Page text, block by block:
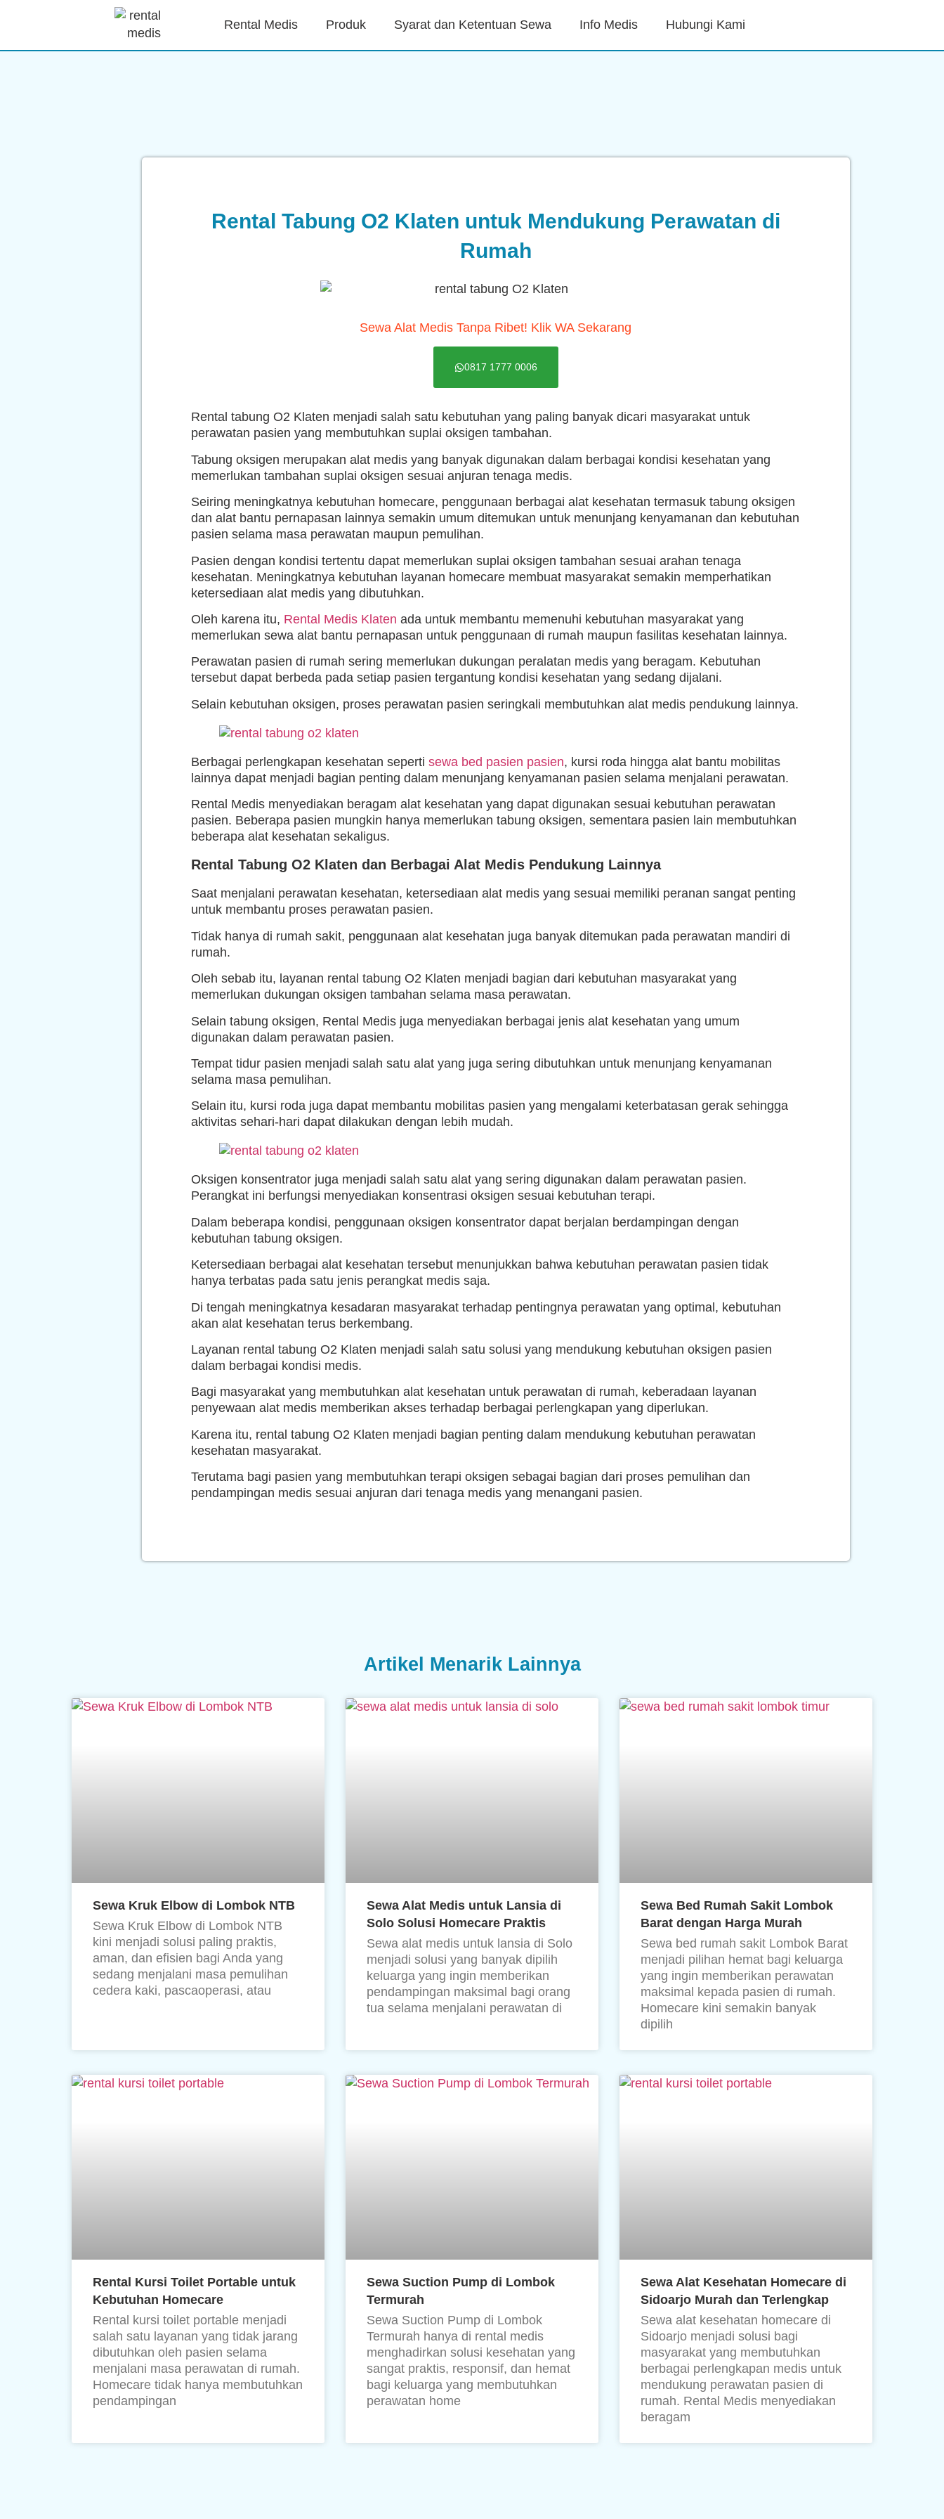
Rental Medis Produk Syarat dan Ketentuan Sewa Info Medis Hubungi Kami
Rental Tabung O2 Klaten untuk Mendukung Perawatan di
Rumah
Sewa Alat Medis Tanpa Ribet! Klik WA Sekarang
0817 1777 0006
Rental tabung O2 Klaten menjadi salah satu kebutuhan yang paling banyak dicari masyarakat untuk
perawatan pasien yang membutuhkan suplai oksigen tambahan.
Tabung oksigen merupakan alat medis yang banyak digunakan dalam berbagai kondisi kesehatan yang
memerlukan tambahan suplai oksigen sesuai anjuran tenaga medis.
Seiring meningkatnya kebutuhan homecare, penggunaan berbagai alat kesehatan termasuk tabung oksigen
dan alat bantu pernapasan lainnya semakin umum ditemukan untuk menunjang kenyamanan dan kebutuhan
pasien selama masa perawatan maupun pemulihan.
Pasien dengan kondisi tertentu dapat memerlukan suplai oksigen tambahan sesuai arahan tenaga
kesehatan. Meningkatnya kebutuhan layanan homecare membuat masyarakat semakin memperhatikan
ketersediaan alat medis yang dibutuhkan.
Oleh karena itu, Rental Medis Klaten ada untuk membantu memenuhi kebutuhan masyarakat yang
memerlukan sewa alat bantu pernapasan untuk penggunaan di rumah maupun fasilitas kesehatan lainnya.
Perawatan pasien di rumah sering memerlukan dukungan peralatan medis yang beragam. Kebutuhan
tersebut dapat berbeda pada setiap pasien tergantung kondisi kesehatan yang sedang dijalani.
Selain kebutuhan oksigen, proses perawatan pasien seringkali membutuhkan alat medis pendukung lainnya.
Berbagai perlengkapan kesehatan seperti sewa bed pasien pasien, kursi roda hingga alat bantu mobilitas
lainnya dapat menjadi bagian penting dalam menunjang kenyamanan pasien selama menjalani perawatan.
Rental Medis menyediakan beragam alat kesehatan yang dapat digunakan sesuai kebutuhan perawatan
pasien. Beberapa pasien mungkin hanya memerlukan tabung oksigen, sementara pasien lain membutuhkan
beberapa alat kesehatan sekaligus.
Rental Tabung O2 Klaten dan Berbagai Alat Medis Pendukung Lainnya
Saat menjalani perawatan kesehatan, ketersediaan alat medis yang sesuai memiliki peranan sangat penting
untuk membantu proses perawatan pasien.
Tidak hanya di rumah sakit, penggunaan alat kesehatan juga banyak ditemukan pada perawatan mandiri di
rumah.
Oleh sebab itu, layanan rental tabung O2 Klaten menjadi bagian dari kebutuhan masyarakat yang
memerlukan dukungan oksigen tambahan selama masa perawatan.
Selain tabung oksigen, Rental Medis juga menyediakan berbagai jenis alat kesehatan yang umum
digunakan dalam perawatan pasien.
Tempat tidur pasien menjadi salah satu alat yang juga sering dibutuhkan untuk menunjang kenyamanan
selama masa pemulihan.
Selain itu, kursi roda juga dapat membantu mobilitas pasien yang mengalami keterbatasan gerak sehingga
aktivitas sehari-hari dapat dilakukan dengan lebih mudah.
Oksigen konsentrator juga menjadi salah satu alat yang sering digunakan dalam perawatan pasien.
Perangkat ini berfungsi menyediakan konsentrasi oksigen sesuai kebutuhan terapi.
Dalam beberapa kondisi, penggunaan oksigen konsentrator dapat berjalan berdampingan dengan
kebutuhan tabung oksigen.
Ketersediaan berbagai alat kesehatan tersebut menunjukkan bahwa kebutuhan perawatan pasien tidak
hanya terbatas pada satu jenis perangkat medis saja.
Di tengah meningkatnya kesadaran masyarakat terhadap pentingnya perawatan yang optimal, kebutuhan
akan alat kesehatan terus berkembang.
Layanan rental tabung O2 Klaten menjadi salah satu solusi yang mendukung kebutuhan oksigen pasien
dalam berbagai kondisi medis.
Bagi masyarakat yang membutuhkan alat kesehatan untuk perawatan di rumah, keberadaan layanan
penyewaan alat medis memberikan akses terhadap berbagai perlengkapan yang diperlukan.
Karena itu, rental tabung O2 Klaten menjadi bagian penting dalam mendukung kebutuhan perawatan
kesehatan masyarakat.
Terutama bagi pasien yang membutuhkan terapi oksigen sebagai bagian dari proses pemulihan dan
pendampingan medis sesuai anjuran dari tenaga medis yang menangani pasien.
Artikel Menarik Lainnya
Sewa Kruk Elbow di Lombok NTB
Sewa Kruk Elbow di Lombok NTB
kini menjadi solusi paling praktis,
aman, dan efisien bagi Anda yang
sedang menjalani masa pemulihan
cedera kaki, pascaoperasi, atau
Sewa Alat Medis untuk Lansia di
Solo Solusi Homecare Praktis
Sewa alat medis untuk lansia di Solo
menjadi solusi yang banyak dipilih
keluarga yang ingin memberikan
pendampingan maksimal bagi orang
tua selama menjalani perawatan di
Sewa Bed Rumah Sakit Lombok
Barat dengan Harga Murah
Sewa bed rumah sakit Lombok Barat
menjadi pilihan hemat bagi keluarga
yang ingin memberikan perawatan
maksimal kepada pasien di rumah.
Homecare kini semakin banyak
dipilih
Rental Kursi Toilet Portable untuk
Kebutuhan Homecare
Rental kursi toilet portable menjadi
salah satu layanan yang tidak jarang
dibutuhkan oleh pasien selama
menjalani masa perawatan di rumah.
Homecare tidak hanya membutuhkan
pendampingan
Sewa Suction Pump di Lombok
Termurah
Sewa Suction Pump di Lombok
Termurah hanya di rental medis
menghadirkan solusi kesehatan yang
sangat praktis, responsif, dan hemat
bagi keluarga yang membutuhkan
perawatan home
Sewa Alat Kesehatan Homecare di
Sidoarjo Murah dan Terlengkap
Sewa alat kesehatan homecare di
Sidoarjo menjadi solusi bagi
masyarakat yang membutuhkan
berbagai perlengkapan medis untuk
mendukung perawatan pasien di
rumah. Rental Medis menyediakan
beragam